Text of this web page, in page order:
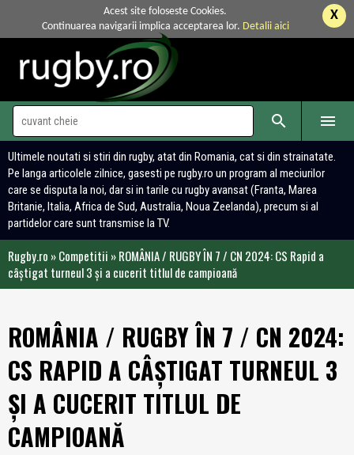
X
Acest site foloseste Cookies.
Continuarea navigarii implica acceptarea lor. Detalii aici
 
Ultimele noutati si stiri din rugby, atat din Romania, cat si din strainatate.
Pe langa articolele zilnice, gasesti pe rugby.ro un program al meciurilor
care se disputa la noi, dar si in tarile cu rugby avansat (Franta, Marea
Britanie, Italia, Africa de Sud, Australia, Noua Zeelanda), precum si al
partidelor care sunt transmise la TV.
Rugby.ro »Competitii »ROMÂNIA / RUGBY ÎN 7 / CN 2024: CS Rapid a
câștigat turneul 3 și a cucerit titlul de campioană
ROMÂNIA / RUGBY ÎN 7 / CN 2024:
CS RAPID A CÂȘTIGAT TURNEUL 3
ȘI A CUCERIT TITLUL DE
CAMPIOANĂ